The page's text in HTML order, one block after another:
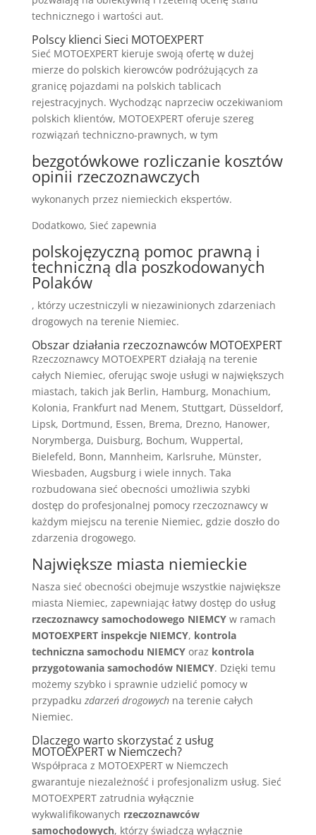
technicznego i wartości aut.
Polscy klienci Sieci MOTOEXPERT
Sieć MOTOEXPERT kieruje swoją ofertę w dużej
mierze do polskich kierowców podróżujących za
granicę pojazdami na polskich tablicach
rejestracyjnych. Wychodząc naprzeciw oczekiwaniom
polskich klientów, MOTOEXPERT oferuje szereg
rozwiązań techniczno-prawnych, w tym
bezgotówkowe rozliczanie kosztów
opinii rzeczoznawczych
wykonanych przez niemieckich ekspertów.
Dodatkowo, Sieć zapewnia
polskojęzyczną pomoc prawną i
techniczną dla poszkodowanych
Polaków
, którzy uczestniczyli w niezawinionych zdarzeniach
drogowych na terenie Niemiec.
Obszar działania rzeczoznawców MOTOEXPERT
Rzeczoznawcy MOTOEXPERT działają na terenie
całych Niemiec, oferując swoje usługi w największych
miastach, takich jak Berlin, Hamburg, Monachium,
Kolonia, Frankfurt nad Menem, Stuttgart, Düsseldorf,
Lipsk, Dortmund, Essen, Brema, Drezno, Hanower,
Norymberga, Duisburg, Bochum, Wuppertal,
Bielefeld, Bonn, Mannheim, Karlsruhe, Münster,
Wiesbaden, Augsburg i wiele innych. Taka
rozbudowana sieć obecności umożliwia szybki
dostęp do profesjonalnej pomocy rzeczoznawcy w
każdym miejscu na terenie Niemiec, gdzie doszło do
zdarzenia drogowego.
Największe miasta niemieckie
Nasza sieć obecności obejmuje wszystkie największe
miasta Niemiec, zapewniając łatwy dostęp do usług
rzeczoznawcy samochodowego NIEMCYw ramach
MOTOEXPERT inspekcje NIEMCY, kontrola
techniczna samochodu NIEMCYoraz kontrola
przygotowania samochodów NIEMCY. Dzięki temu
możemy szybko i sprawnie udzielić pomocy w
przypadku zdarzeń drogowychna terenie całych
Niemiec.
Dlaczego warto skorzystać z usług
MOTOEXPERT w Niemczech?
Współpraca z MOTOEXPERT w Niemczech
gwarantuje niezależność i profesjonalizm usług. Sieć
MOTOEXPERT zatrudnia wyłącznie
wykwalifikowanych rzeczoznawców
samochodowych, którzy świadczą wyłącznie